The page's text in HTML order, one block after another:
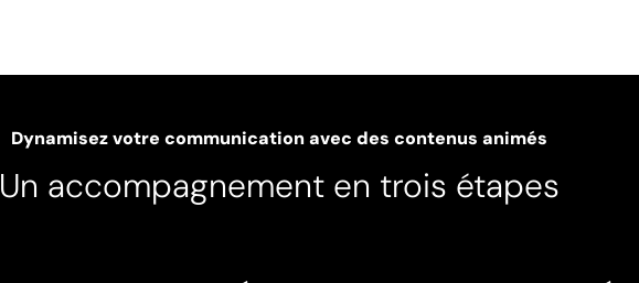
Dynamisez votre communication avec des contenus animés
Un accompagnement en trois étapes